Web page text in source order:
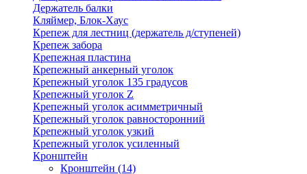
Держатель балки
Кляймер, Блок-Хаус
Крепеж для лестниц (держатель д/ступеней)
Крепеж забора
Крепежная пластина
Крепежный анкерный уголок
Крепежный уголок 135 градусов
Крепежный уголок Z
Крепежный уголок асимметричный
Крепежный уголок равносторонний
Крепежный уголок узкий
Крепежный уголок усиленный
Кронштейн
Кронштейн (14)